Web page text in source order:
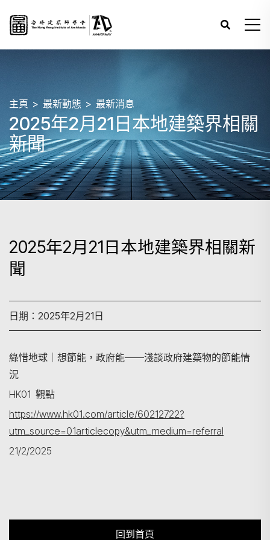
搜尋
主頁 最新動態 最新消息
2025年2月21日本地建築界相關
新聞
2025年2月21日本地建築界相關新
聞
日期：2025年2月21日
綠惜地球｜想節能，政府能——淺談政府建築物的節能情
況
HK01 觀點
https://www.hk01.com/article/60212722?
utm_source=01articlecopy&utm_medium=referral
21/2/2025
回到首頁